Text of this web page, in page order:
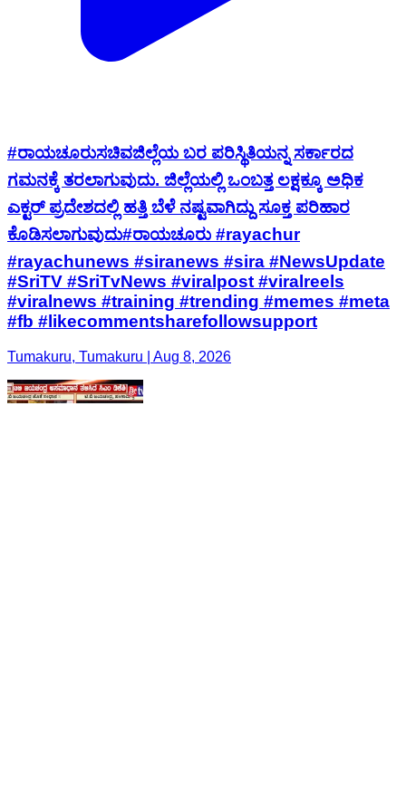
#ರಾಯಚೂರುಸಚಿವಜಿಲ್ಲೆಯ ಬರ ಪರಿಸ್ಥಿತಿಯನ್ನ ಸರ್ಕಾರದ
ಗಮನಕ್ಕೆ ತರಲಾಗುವುದು. ಜಿಲ್ಲೆಯಲ್ಲಿ ಒಂಬತ್ತ ಲಕ್ಷಕ್ಕೂ ಅಧಿಕ
ಎಕ್ಟರ್ ಪ್ರದೇಶದಲ್ಲಿ ಹತ್ತಿ ಬೆಳೆ ನಷ್ಟವಾಗಿದ್ದು ಸೂಕ್ತ ಪರಿಹಾರ
ಕೊಡಿಸಲಾಗುವುದು#ರಾಯಚೂರು #rayachur
#rayachunews #siranews #sira #NewsUpdate
#SriTV #SriTvNews #viralpost #viralreels
#viralnews #training #trending #memes #meta
#fb #likecommentsharefollowsupport
Tumakuru, Tumakuru | Aug 8, 2026